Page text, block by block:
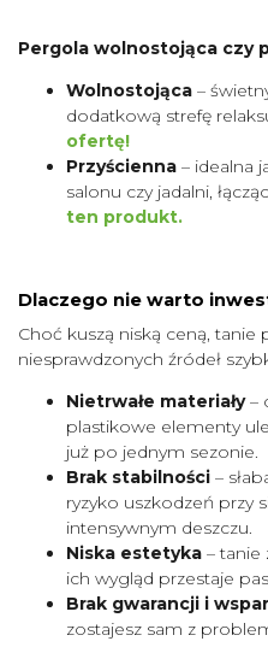
Pergola wolnostojąca czy
Wolnostojąca –
dodatkową strefę
ofertę!
Przyścienna – idealna
salonu czy jadalni,
ten produkt.
Dlaczego nie warto
Choć kuszą niską ceną,
niesprawdzonych źródeł
Nietrwałe materiały–
plastikowe elementy
już po jednym sezonie.
Brak stabilności –
ryzyko uszkodzeń przy
intensywnym deszczu.
Niska estetyka – tanie
ich wygląd przestaje
Brak gwarancji i
zostajesz sam z